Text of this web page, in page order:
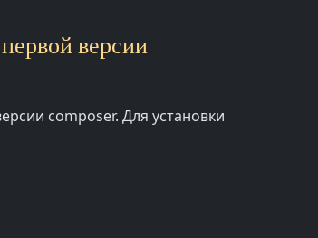
версии
composer. Для установки